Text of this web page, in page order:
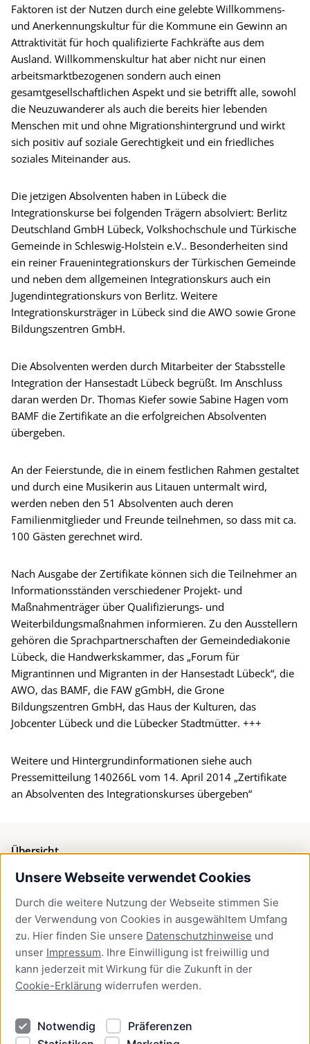
Unsere Webseite verwendet Cookies
Durch die weitere Nutzung der Webseite stimmen Sie
der Verwendung von Cookies in ausgewähltem Umfang
zu. Hier finden Sie unsere Datenschutzhinweise und
unser Impressum. Ihre Einwilligung ist freiwillig und
kann jederzeit mit Wirkung für die Zukunft in der
Cookie-Erklärung widerrufen werden.
Notwendig
Präferenzen
Faktoren ist der Nutzen durch eine gelebte Willkommens-
und Anerkennungskultur für die Kommune ein Gewinn an
Attraktivität für hoch qualifizierte Fachkräfte aus dem
Ausland. Willkommenskultur hat aber nicht nur einen
arbeitsmarktbezogenen sondern auch einen
gesamtgesellschaftlichen Aspekt und sie betrifft alle, sowohl
die Neuzuwanderer als auch die bereits hier lebenden
Menschen mit und ohne Migrationshintergrund und wirkt
sich positiv auf soziale Gerechtigkeit und ein friedliches
soziales Miteinander aus.
Die jetzigen Absolventen haben in Lübeck die
Integrationskurse bei folgenden Trägern absolviert: Berlitz
Deutschland GmbH Lübeck, Volkshochschule und Türkische
Gemeinde in Schleswig-Holstein e.V.. Besonderheiten sind
ein reiner Frauenintegrationskurs der Türkischen Gemeinde
und neben dem allgemeinen Integrationskurs auch ein
Jugendintegrationskurs von Berlitz. Weitere
Integrationskursträger in Lübeck sind die AWO sowie Grone
Bildungszentren GmbH.
Die Absolventen werden durch Mitarbeiter der Stabsstelle
Integration der Hansestadt Lübeck begrüßt. Im Anschluss
daran werden Dr. Thomas Kiefer sowie Sabine Hagen vom
BAMF die Zertifikate an die erfolgreichen Absolventen
übergeben.
An der Feierstunde, die in einem festlichen Rahmen gestaltet
und durch eine Musikerin aus Litauen untermalt wird,
werden neben den 51 Absolventen auch deren
Familienmitglieder und Freunde teilnehmen, so dass mit ca.
100 Gästen gerechnet wird.
Nach Ausgabe der Zertifikate können sich die Teilnehmer an
Informationsständen verschiedener Projekt- und
Maßnahmenträger über Qualifizierungs- und
Weiterbildungsmaßnahmen informieren. Zu den Ausstellern
gehören die Sprachpartnerschaften der Gemeindediakonie
Lübeck, die Handwerkskammer, das „Forum für
Migrantinnen und Migranten in der Hansestadt Lübeck“, die
AWO, das BAMF, die FAW gGmbH, die Grone
Bildungszentren GmbH, das Haus der Kulturen, das
Jobcenter Lübeck und die Lübecker Stadtmütter. +++
Weitere und Hintergrundinformationen siehe auch
Pressemitteilung 140266L vom 14. April 2014 „Zertifikate
an Absolventen des Integrationskurses übergeben“
Übersicht
Bürgerservice
Presse
Newsletter Lübeck:kompakt
Kontakt
Kontakt
Datenschutzhinweise